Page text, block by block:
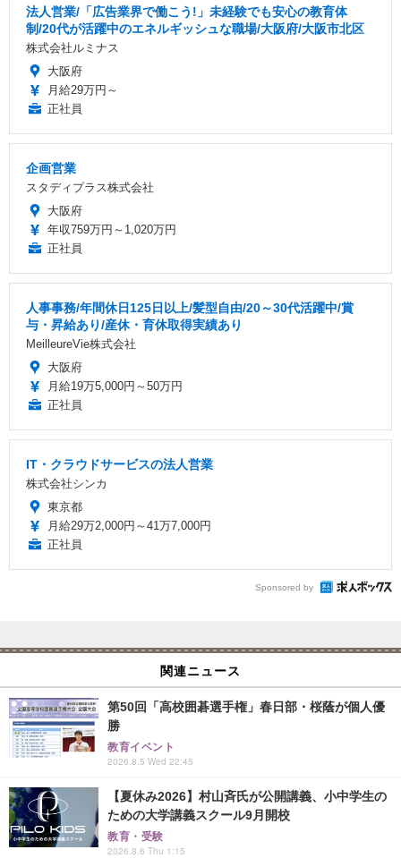
法人営業/「広告業界で働こう!」未経験でも安心の教育体
制/20代が活躍中のエネルギッシュな職場/大阪府/大阪市北区
株式会社ルミナス
大阪府
月給29万円～
正社員
企画営業
スタディプラス株式会社
大阪府
年収759万円～1,020万円
正社員
人事事務/年間休日125日以上/髪型自由/20～30代活躍中/賞
与・昇給あり/産休・育休取得実績あり
MeilleureVie株式会社
大阪府
月給19万5,000円～50万円
正社員
IT・クラウドサービスの法人営業
株式会社シンカ
東京都
月給29万2,000円～41万7,000円
正社員
Sponsored by
関連ニュース
第50回「高校囲碁選手権」春日部・桜蔭が個人優
勝
教育イベント
2026.8.5 Wed 22:45
【夏休み2026】村山斉氏が公開講義、小中学生の
ための大学講義スクール9月開校
教育・受験
2026.8.6 Thu 1:15